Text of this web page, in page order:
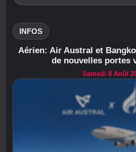
INFOS
Aérien: Air Austral et
de nouvelles portes
Samedi 8 Août